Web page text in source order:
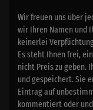
Wir freuen uns über
wir Ihren Namen und
keinerlei
Es steht Ihnen frei,
nicht Preis zu geben.
und gespeichert. Sie
Eintrag auf
kommentiert oder